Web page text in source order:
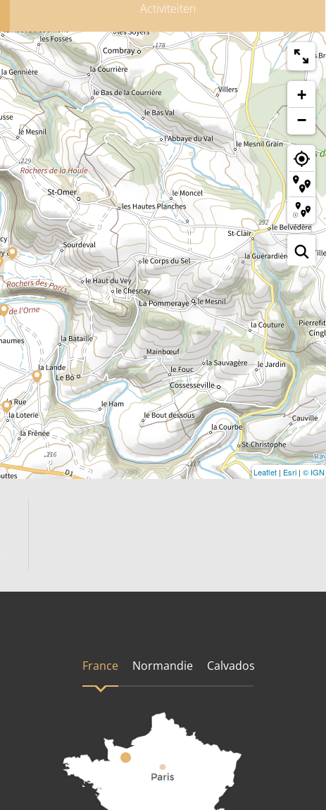
Activiteiten
+
−
Leaflet | Esri | © IGN
France Normandie Calvados